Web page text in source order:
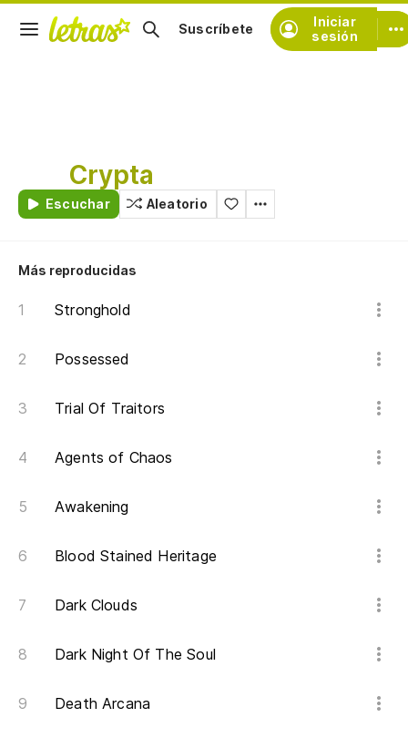
Iniciar
sesión
Suscríbete
Crypta
Escuchar Aleatorio
Más reproducidas
Stronghold
Possessed
Trial Of Traitors
Agents of Chaos
Awakening
Blood Stained Heritage
Dark Clouds
Dark Night Of The Soul
Death Arcana